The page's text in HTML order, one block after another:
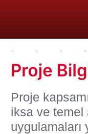
Proje
Proje
iksa ve temel
uygulamaları